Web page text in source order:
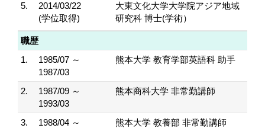
5.
2014/03/22
(学位取得)
大東文化大学大学院アジア地域
研究科 博士(学術）
職歴
1.
1985/07 ～
1987/03
熊本大学 教育学部英語科 助手
2.
1987/09 ～
1993/03
熊本商科大学 非常勤講師
3.
1988/04 ～
熊本大学 教養部 非常勤講師